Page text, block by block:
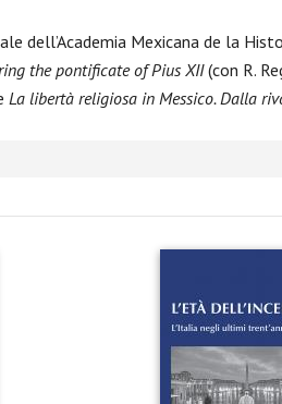
dell’Academia Mexicana de la
the pontificate of Pius XII(con R.
La libertà religiosa in Messico. Dalla